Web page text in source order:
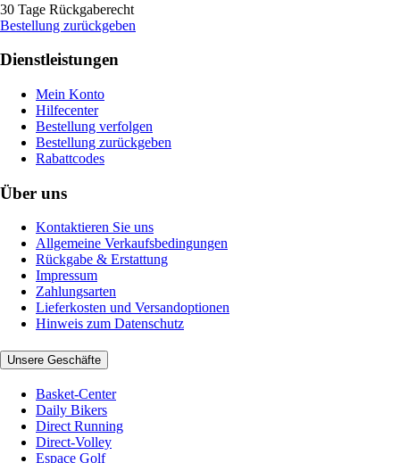
30 Tage Rückgaberecht
Bestellung zurückgeben
Dienstleistungen
Mein Konto
Hilfecenter
Bestellung verfolgen
Bestellung zurückgeben
Rabattcodes
Über uns
Kontaktieren Sie uns
Allgemeine Verkaufsbedingungen
Rückgabe & Erstattung
Impressum
Zahlungsarten
Lieferkosten und Versandoptionen
Hinweis zum Datenschutz
Unsere Geschäfte
Basket-Center
Daily Bikers
Direct Running
Direct-Volley
Espace Golf